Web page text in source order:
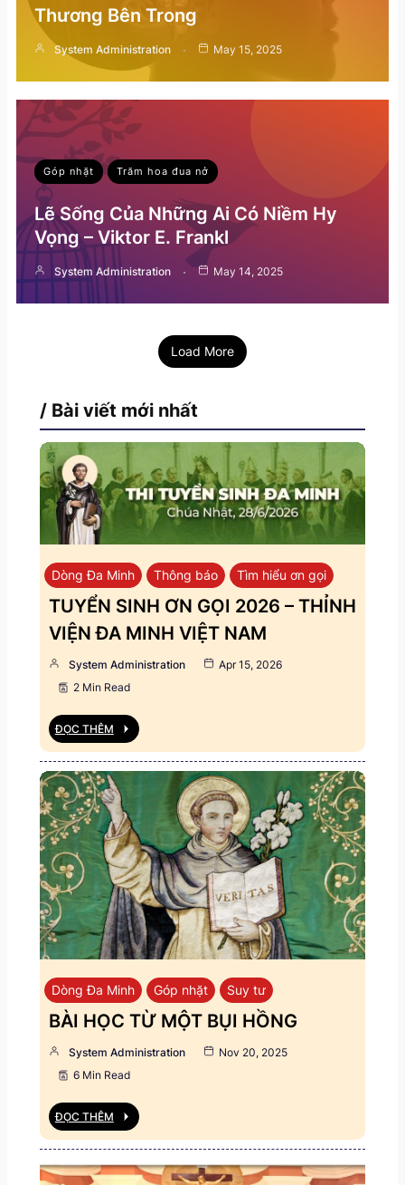
Thương Bên Trong
System Administration May 15, 2025
Góp nhặt Trăm hoa đua nở
Lẽ Sống Của Những Ai Có Niềm Hy
Vọng – Viktor E. Frankl
System Administration May 14, 2025
Load More
/ Bài viết mới nhất
Dòng Đa Minh Thông báo Tìm hiểu ơn gọi
TUYỂN SINH ƠN GỌI 2026 – THỈNH
VIỆN ĐA MINH VIỆT NAM
System Administration
Apr 15, 2026
2 Min Read
ĐỌC THÊM
Dòng Đa Minh Góp nhặt Suy tư
BÀI HỌC TỪ MỘT BỤI HỒNG
System Administration
Nov 20, 2025
6 Min Read
ĐỌC THÊM